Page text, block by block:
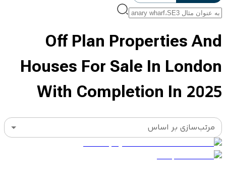
Off Plan Properties And
Houses For Sale In London
With Completion In 2025
مرتب‌سازی بر اساس